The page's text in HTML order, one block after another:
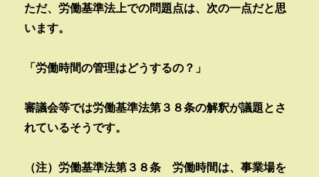
ただ、労働基準法上での問題点は、次の一点だと思
います。
「労働時間の管理はどうするの？」
審議会等では労働基準法第３８条の解釈が議題とさ
れているそうです。
（注）労働基準法第３８条 労働時間は、事業場を